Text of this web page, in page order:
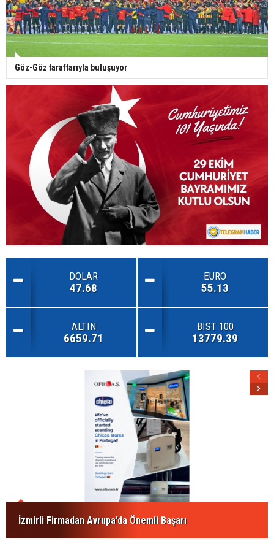
Göz-Göz taraftarıyla buluşuyor
DOLAR
47.68
EURO
55.13
ALTIN
6659.71
BIST 100
13779.39
İzmirli Firmadan Avrupa’da Önemli Başarı